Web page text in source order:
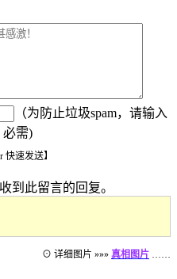
（为防止垃圾spam，请输入
必需)
快速发送】
到此留言的回复。
⊙ 详细图片 »»» 真相图片 ……